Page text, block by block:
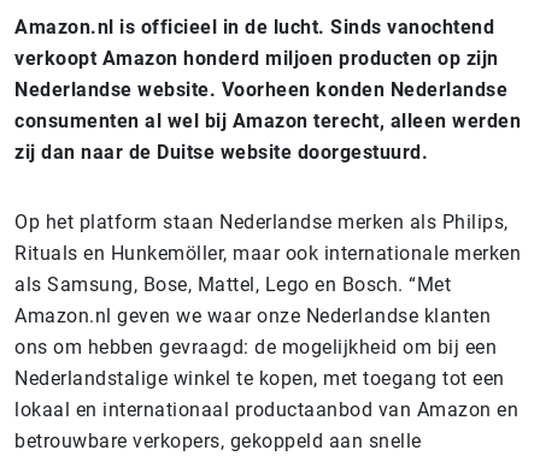
Amazon.nl is officieel in de lucht. Sinds vanochtend
verkoopt Amazon honderd miljoen producten op zijn
Nederlandse website. Voorheen konden Nederlandse
consumenten al wel bij Amazon terecht, alleen werden
zij dan naar de Duitse website doorgestuurd.
Op het platform staan Nederlandse merken als Philips,
Rituals en Hunkemöller, maar ook internationale merken
als Samsung, Bose, Mattel, Lego en Bosch. “Met
Amazon.nl geven we waar onze Nederlandse klanten
ons om hebben gevraagd: de mogelijkheid om bij een
Nederlandstalige winkel te kopen, met toegang tot een
lokaal en internationaal productaanbod van Amazon en
betrouwbare verkopers, gekoppeld aan snelle